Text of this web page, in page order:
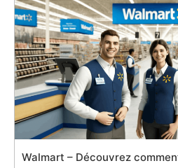
Walmart – Découvrez